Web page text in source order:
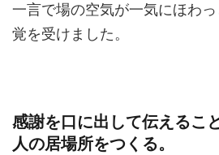
一言で場の空気が一気にほわ
覚を受けました。
感謝を口に出して伝えるこ
人の居場所をつくる。